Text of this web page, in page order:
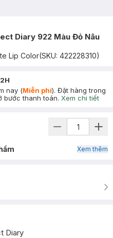
Diary 922 Màu Đỏ Nâu
Lip Color(SKU: 422228310)
nay (Miễn phí). Đặt hàng trong
bước thanh toán. Xem chi tiết
Xem thêm
Diary